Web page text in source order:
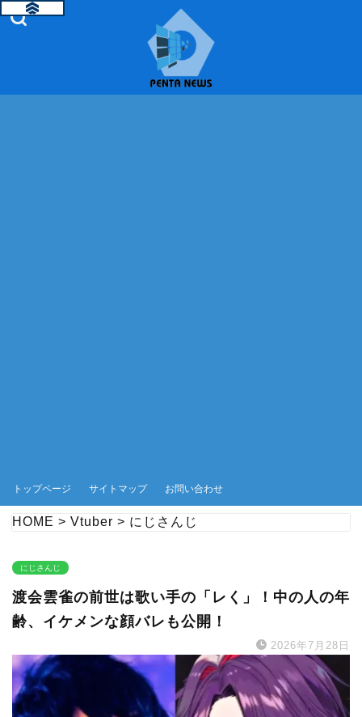
トップページ サイトマップ お問い合わせ
HOME > Vtuber > にじさんじ
にじさんじ
渡会雲雀の前世は歌い手の「レく」！中の人の年
齢、イケメンな顔バレも公開！
2026年7月28日